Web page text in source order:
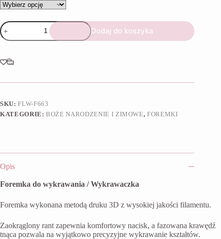
ilość
Foremka
Skarpeta
Dodaj do koszyka
SKU:FLW-F663
KATEGORIE:BOŻE NARODZENIE I ZIMOWE,FOREMKI
Opis
Foremka do wykrawania / Wykrawaczka
Foremka wykonana metodą druku 3D z wysokiej jakości filamentu.
Zaokrąglony rant zapewnia komfortowy nacisk, a fazowana krawędź
tnąca pozwala na wyjątkowo precyzyjne wykrawanie kształtów.